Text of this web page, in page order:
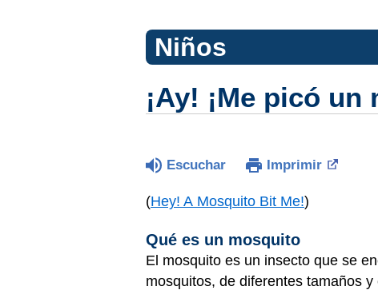
Niños
¡Ay! ¡Me picó
Escuchar Imprimir
(Hey! A Mosquito Bit Me!)
Qué es un mosquito
El mosquito es un insecto que se
mosquitos, de diferentes tamaños y